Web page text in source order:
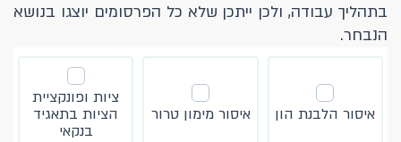
בתהליך עבודה, ולכן ייתכן שלא כל הפרסומים יוצגו בנושא
הנבחר.
איסור הלבנת הון איסור מימון טרור
ציות ופונקציית
הציות בתאגיד
בנקאי